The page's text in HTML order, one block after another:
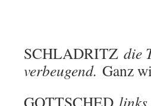
SCHLADRITZ die
verbeugend. Ganz
GOTTSCHED